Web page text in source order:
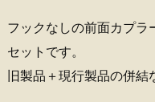
フックなしの前面カプラ
セットです。
旧製品＋現行製品の併結